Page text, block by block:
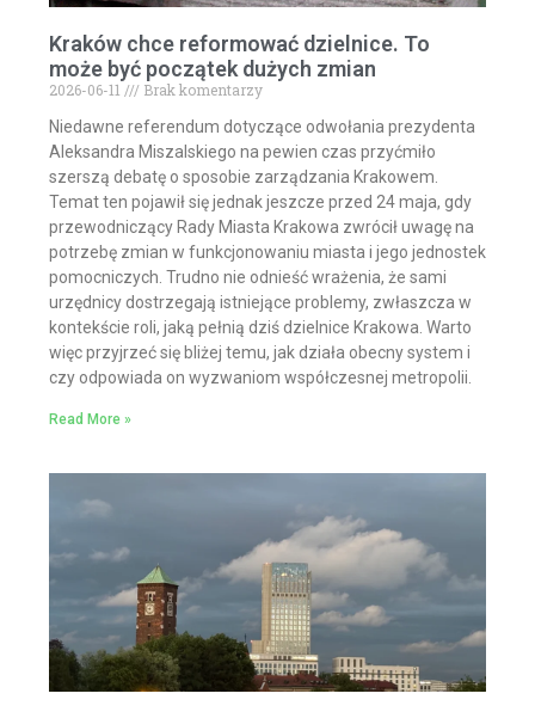
Kraków chce reformować dzielnice. To
może być początek dużych zmian
2026-06-11
Brak komentarzy
Niedawne referendum dotyczące odwołania prezydenta
Aleksandra Miszalskiego na pewien czas przyćmiło
szerszą debatę o sposobie zarządzania Krakowem.
Temat ten pojawił się jednak jeszcze przed 24 maja, gdy
przewodniczący Rady Miasta Krakowa zwrócił uwagę na
potrzebę zmian w funkcjonowaniu miasta i jego jednostek
pomocniczych. Trudno nie odnieść wrażenia, że sami
urzędnicy dostrzegają istniejące problemy, zwłaszcza w
kontekście roli, jaką pełnią dziś dzielnice Krakowa. Warto
więc przyjrzeć się bliżej temu, jak działa obecny system i
czy odpowiada on wyzwaniom współczesnej metropolii.
Read More »